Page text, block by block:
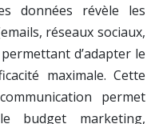
données révèle les
réseaux sociaux,
d’adapter le
maximale. Cette
permet
budget marketing,